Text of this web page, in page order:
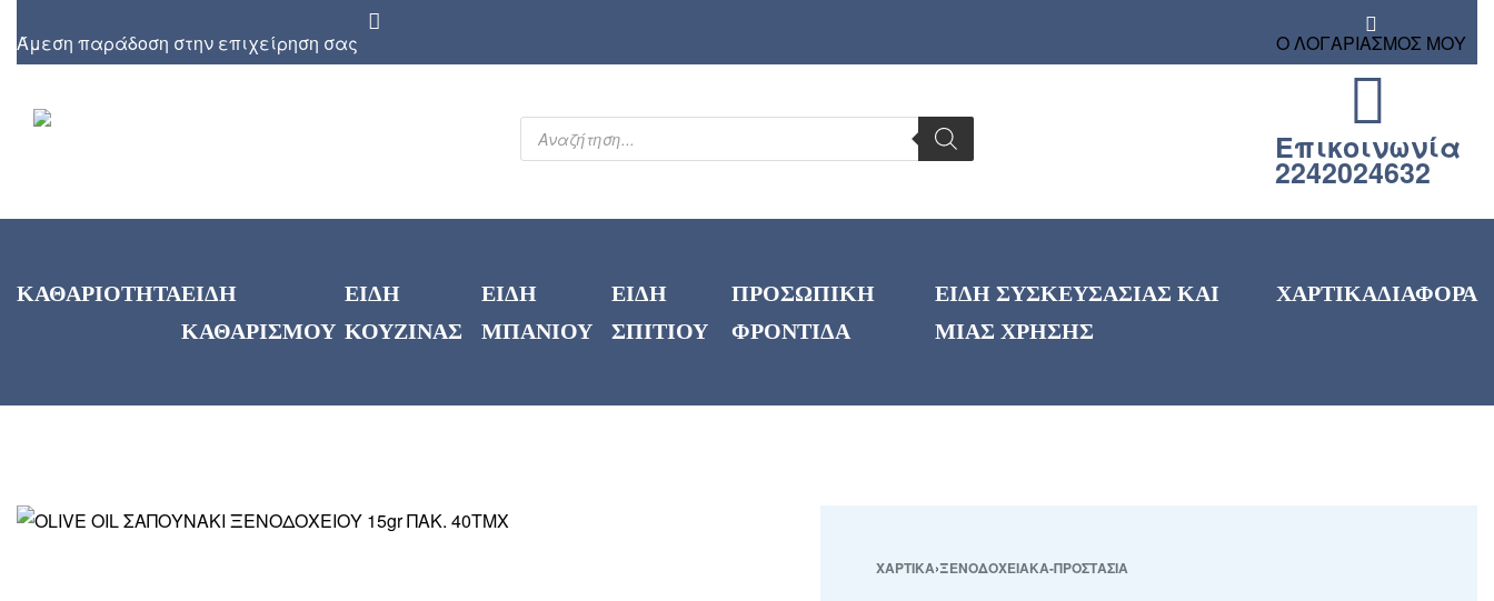
Άμεση παράδοση στην επιχείρηση σας Ο ΛΟΓΑΡΙΑΣΜΟΣ ΜΟΥ
Επικοινωνία
2242024632
ΚΑΘΑΡΙΟΤΗΤΑΕΙΔΗ
ΚΑΘΑΡΙΣΜΟΥ
ΕΙΔΗ
ΚΟΥΖΙΝΑΣ
ΕΙΔΗ
ΜΠΑΝΙΟΥ
ΕΙΔΗ
ΣΠΙΤΙΟΥ
ΠΡΟΣΩΠΙΚΗ
ΦΡΟΝΤΙΔΑ
ΕΙΔΗ ΣΥΣΚΕΥΣΑΣΙΑΣ ΚΑΙ
ΜΙΑΣ ΧΡΗΣΗΣ
ΧΑΡΤΙΚΑΔΙΑΦΟΡΑ
ΧΑΡΤΙΚΑ›ΞΕΝΟΔΟΧΕΙΑΚΑ-ΠΡΟΣΤΑΣΙΑ